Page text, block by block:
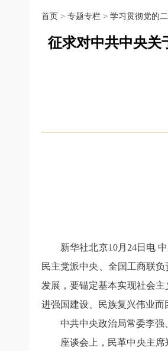
首页 > 专题专栏 > 学习贯彻党的
征求对中共中央关
新华社北京10月24日电
民主党派中央、全国工商联
发展，要锚定基本实现社会
进强国建设、民族复兴伟业而
中共中央政治局常委李
座谈会上，民革中央主